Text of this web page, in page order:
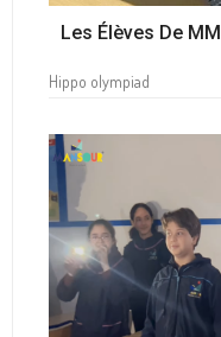
Les Élèves De
Hippo olympiad